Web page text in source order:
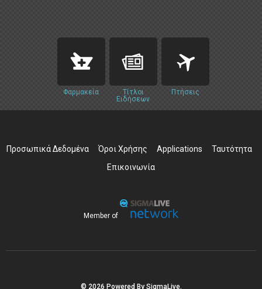
Φαρμακεία
Τίτλοι
Ειδήσεων
Πτήσεις
Προσωπικά Δεδομένα Όροι Χρήσης Applications
Ταυτότητα
Επικοινωνία
Member of
© 2026 Powered By SigmaLive.